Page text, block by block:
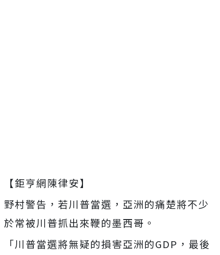
【鉅亨網陳律安】
野村警告，若川普當選，亞洲的痛楚將不少
於常被川普抓出來鞭的墨西哥。
「川普當選將無疑的損害亞洲的GDP，最後